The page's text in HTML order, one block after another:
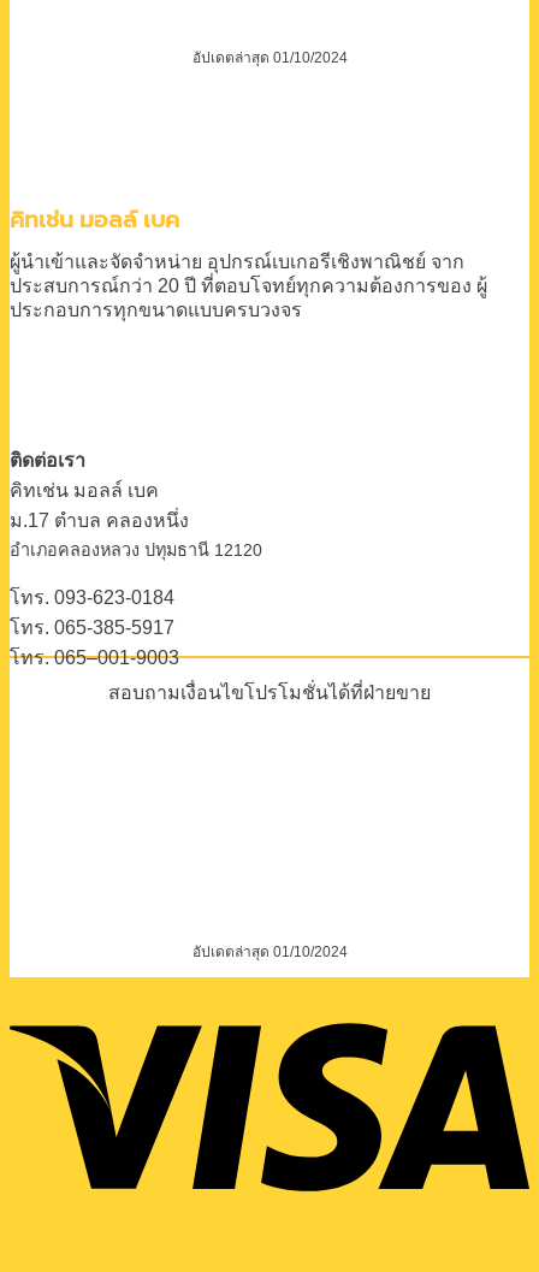
ประกอบการทุกขนาดแบบครบวงจร
อําเภอคลองหลวง ปทุมธานี 12120
โทร. 093-623-0184
โทร. 065-385-5917
โทร. 065–001-9003
สอบถามเงื่อนไขโปรโมชั่นได้ที่ฝ่ายขาย